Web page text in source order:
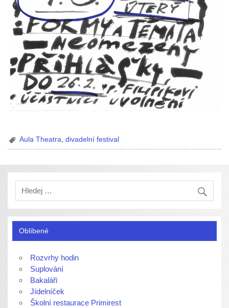
Aula Theatra ,divadelní festival
Oblíbené
Rozvrhy hodin
Suplování
Bakaláři
Jídelníček
Školní restaurace Primirest